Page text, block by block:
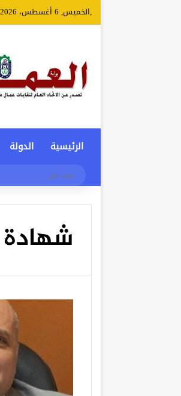
,الخميس, 6 أغسطس، 2026 6:27 صباحًا
الرئيسية الدولة